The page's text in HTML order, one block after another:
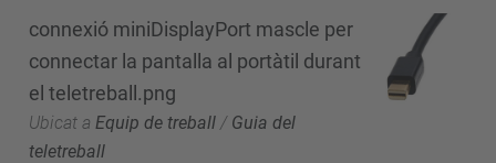
connexió miniDisplayPort mascle per
connectar la pantalla al portàtil durant
el teletreball.png
Ubicat a Equip de treball / Guia del
teletreball